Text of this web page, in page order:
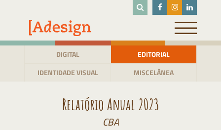
conteúdo
DIGITAL
EDITORIAL
IDENTIDADE VISUAL
MISCELÂNEA
Relatório Anual 2023
CBA